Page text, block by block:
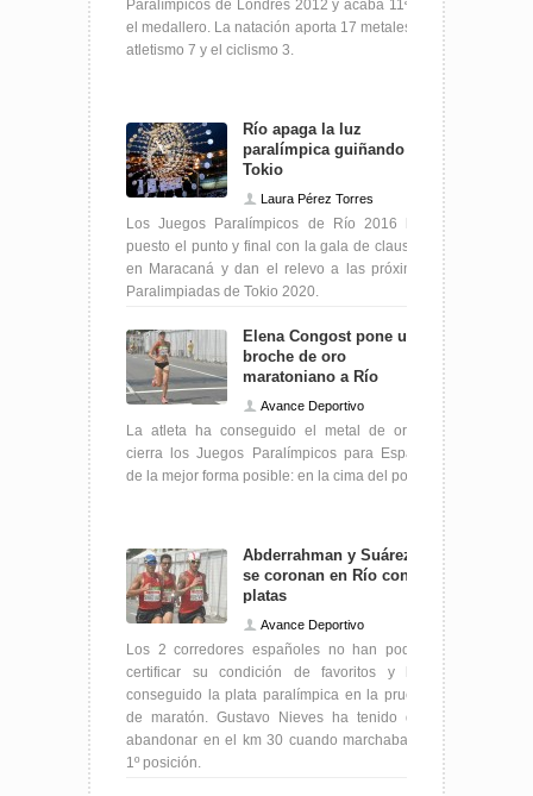
Paralímpicos de Londres 2012 y acaba 11ª en
el medallero. La natación aporta 17 metales, el
atletismo 7 y el ciclismo 3.
Río apaga la luz
paralímpica guiñando a
Tokio
Laura Pérez Torres
Los Juegos Paralímpicos de Río 2016 han
puesto el punto y final con la gala de clausura
en Maracaná y dan el relevo a las próximas
Paralimpiadas de Tokio 2020.
Elena Congost pone un
broche de oro
maratoniano a Río
Avance Deportivo
La atleta ha conseguido el metal de oro y
cierra los Juegos Paralímpicos para España
de la mejor forma posible: en la cima del podio
Abderrahman y Suárez
se coronan en Río con 2
platas
Avance Deportivo
Los 2 corredores españoles no han podido
certificar su condición de favoritos y han
conseguido la plata paralímpica en la prueba
de maratón. Gustavo Nieves ha tenido que
abandonar en el km 30 cuando marchaba en
1º posición.